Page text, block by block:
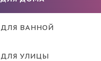
ДЛЯ ВАННОЙ
ДЛЯ УЛИЦЫ